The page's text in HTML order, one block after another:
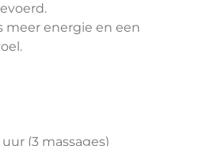
meer energie en een
(3 massages)